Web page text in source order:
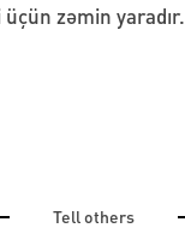
zəmin yaradır.
Tell others